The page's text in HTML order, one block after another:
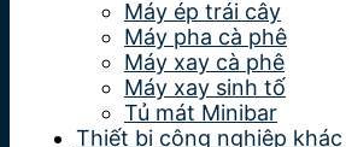
Máy ép trái cây
Máy pha cà phê
Máy xay cà phê
Máy xay sinh tố
Tủ mát Minibar
Thiết bị công nghiệp khác